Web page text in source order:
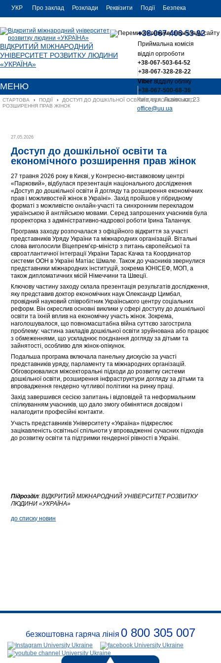
УКР
ENG
Про заклад Розклади Реквізити Події Безпека
ВІДКРИТИЙ МІЖНАРОДНИЙ
УНІВЕРСИТЕТ РОЗВИТКУ ЛЮДИНИ
«УКРАЇНА»
+38-067-406-53-92
Приймальна комісія
відділ оргроботи
+38-067-503-64-52
+38-067-328-28-22
Viberвідділу обліку
+38-067-500-68-36
Київ, вул. Львівська, 23
office@uu.ua
МЕНЮ
СТАРТОВА › ПОДІЇ ›
ДОСТУП ДО ДОШКІЛЬНОЇ ОСВІТИ ТА ЕКОНОМІЧНОГО
РОЗШИРЕННЯ ПРАВ ЖІНОК
27.05.2026
Доступ до дошкільної освіти та
економічного розширення прав жінок
27 травня 2026 року в Києві, у Конгресно-виставковому центрі
«Парковий», відбулася презентація національного дослідження
«Доступ до дошкільної освіти й догляду та розширення економічних
прав і можливостей жінок в Україні». Захід пройшов у гібридному
форматі з можливістю онлайн-участі та синхронним перекладом
українською й англійською мовами. Серед запрошених учасників була
проректорка з адміністративно-кадрової роботи Ірина Таланчук.
Програма заходу розпочалася з офіційного відкриття за участі
представників Уряду України та міжнародних організацій. Вітальні
слова виголосили Віцепрем’єр-міністр з питань європейської та
євроатлантичної інтеграції України Тарас Качка та Координатор
системи ООН в Україні Матіас Шмале. Також до учасників звернулися
представники міжнародних інституцій, зокрема ЮНІСЕФ, МОП, а
також дипломатичних місій Німеччини та Швеції.
Ключову частину заходу склала презентація результатів дослідження,
яку представив доктор економічних наук Олександр Цимбал,
провідний науковий співробітник Українського центру соціальних
реформ. Він окреслив основні виклики у сфері доступу до дошкільної
освіти та їхній вплив на економічну участь жінок. Зокрема,
наголошувалося, що повномасштабна війна суттєво загострила
проблему: частина закладів дошкільної освіти зруйнована або працює
з обмеженнями, що ускладнює поєднання догляду за дітьми та
зайнятості, особливо для жінок-опікунок.
Подальша програма включала панельну дискусію за участі
представників уряду, парламенту та міжнародних організацій.
Обговорювалися міжсекторальні підходи до розвитку системи
дошкільної освіти, розширення інфраструктури догляду за дітьми та
впровадження гендерно чутливої політики на ринку праці.
Захід завершився сесією запитань і відповідей та неформальним
спілкуванням учасників, що дало змогу обмінятися досвідом і
налагодити професійні контакти.
Участь представників Університету «Україна» підкреслює
зацікавленість освітньої спільноти у впровадженні сучасних підходів
до розвитку освіти та підтримки гендерної рівності в Україні.
Підрозділ:ВІДКРИТИЙ МІЖНАРОДНИЙ УНІВЕРСИТЕТ РОЗВИТКУ
ЛЮДИНИ «УКРАЇНА»
до списку новин
безкоштовна гаряча лінія 0 800 305 007
Про
заклад